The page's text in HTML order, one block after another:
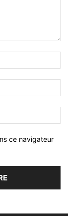
ce navigateur